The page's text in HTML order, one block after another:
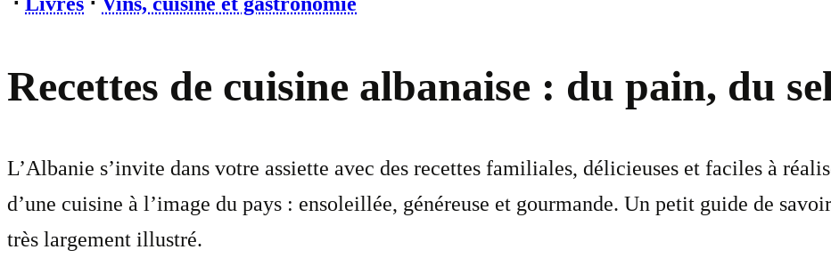
Recettes de cuisine albanaise : du pain, du
L’Albanie s’invite dans votre assiette avec des recettes familiales, délicieuses et faciles à
d’une cuisine à l’image du pays : ensoleillée, généreuse et gourmande. Un petit guide de
très largement illustré.